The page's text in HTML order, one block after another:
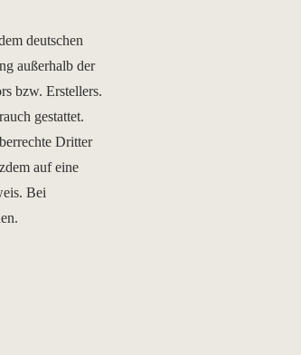
deutschen
außerhalb der
bzw. Erstellers.
gestattet.
Dritter
auf eine
Bei